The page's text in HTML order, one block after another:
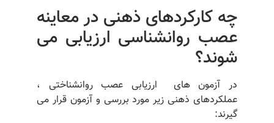
چه کارکردهای ذهنی در معاینه
عصب روانشناسی ارزیابی می
شوند؟
در آزمون های ارزیابی عصب روانشناختی ،
عملکردهای ذهنی زیر مورد بررسی و آزمون قرار می
گیرند: